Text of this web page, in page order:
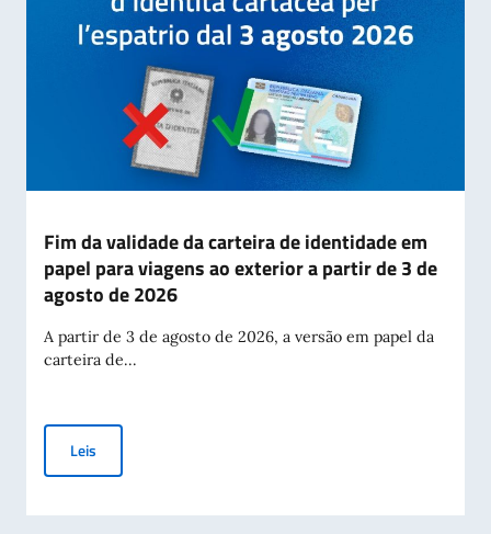
Fim da validade da carteira de identidade em
papel para viagens ao exterior a partir de 3 de
agosto de 2026
A partir de 3 de agosto de 2026, a versão em papel da
carteira de...
Leis